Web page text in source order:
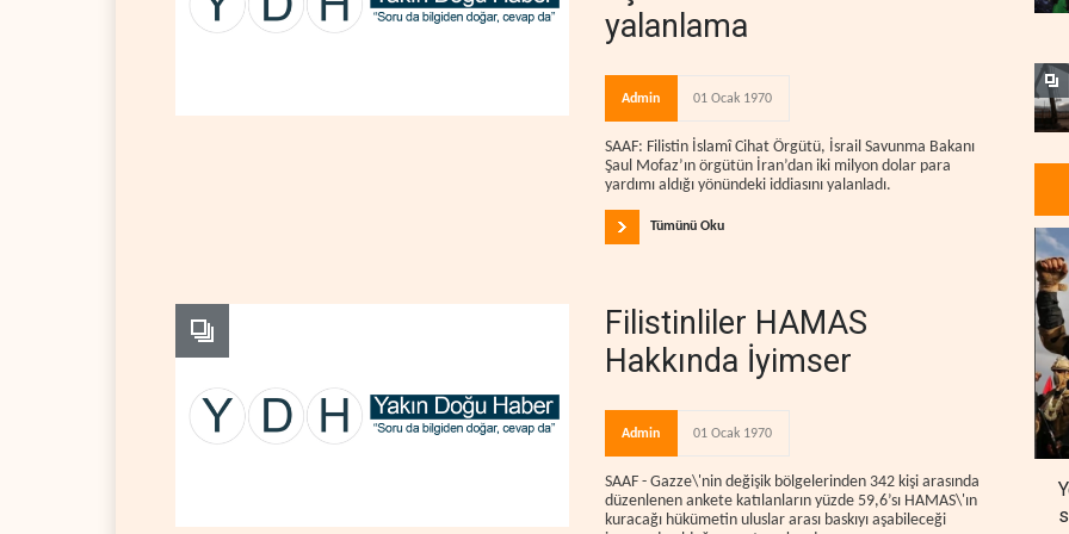
yalanlama
Admin 01 Ocak 1970
SAAF: Filistin İslamî Cihat Örgütü, İsrail Savunma Bakanı
Şaul Mofaz’ın örgütün İran’dan iki milyon dolar para
yardımı aldığı yönündeki iddiasını yalanladı.
Tümünü Oku
Filistinliler HAMAS
Hakkında İyimser
Admin 01 Ocak 1970
SAAF - Gazze\'nin değişik bölgelerinden 342 kişi arasında
düzenlenen ankete katılanların yüzde 59,6’sı HAMAS\'ın
kuracağı hükümetin uluslar arası baskıyı aşabileceği